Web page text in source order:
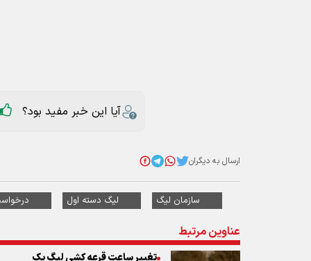
لیگ دسته اول
تغییر ساعت قرعه کشی لیگ یک